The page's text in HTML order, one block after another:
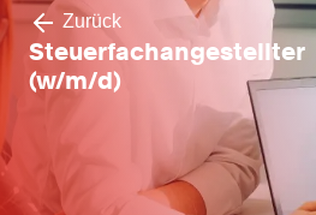
Zurück
Steuerfachangestellter
(w/m/d)